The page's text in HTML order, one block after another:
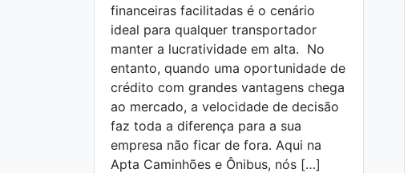
financeiras facilitadas é o cenário
ideal para qualquer transportador
manter a lucratividade em alta. No
entanto, quando uma oportunidade de
crédito com grandes vantagens chega
ao mercado, a velocidade de decisão
faz toda a diferença para a sua
empresa não ficar de fora. Aqui na
Apta Caminhões e Ônibus, nós […]